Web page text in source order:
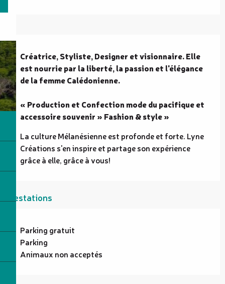
Description
Créatrice, Styliste, Designer et visionnaire. Elle
est nourrie par la liberté, la passion et l'élégance
de la femme Calédonienne.
« Production et Confection mode du pacifique et
accessoire souvenir » Fashion & style »
La culture Mélanésienne est profonde et forte. Lyne
Créations s'en inspire et partage son expérience
grâce à elle, grâce à vous!
Prestations
Parking gratuit
Parking
Animaux non acceptés